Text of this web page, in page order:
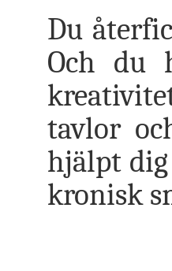
Du
Och du
tavlor
hjälpt
kronisk